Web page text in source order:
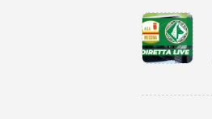
<span
class="nav-
subtitle
screen-